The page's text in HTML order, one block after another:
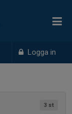
Logga in
3 st